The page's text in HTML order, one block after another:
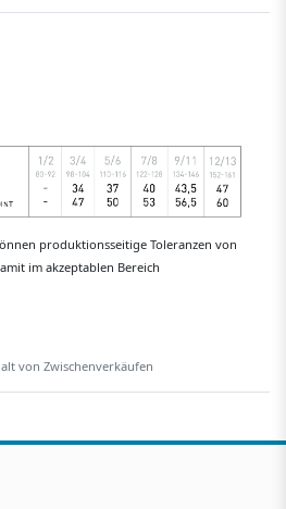
produktionsseitige Toleranzen von
im akzeptablen Bereich
von Zwischenverkäufen